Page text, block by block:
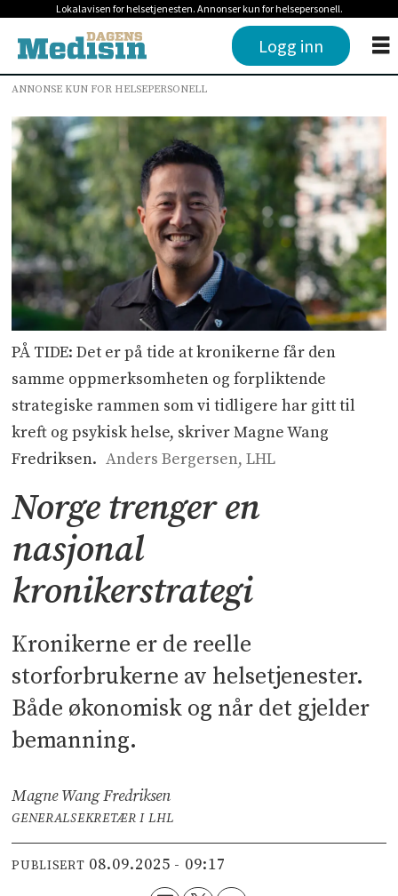
Lokalavisen for helsetjenesten. Annonser kun for helsepersonell.
Logg inn
ANNONSE KUN FOR HELSEPERSONELL
PÅ TIDE: Det er på tide at kronikerne får den
samme oppmerksomheten og forpliktende
strategiske rammen som vi tidligere har gitt til
kreft og psykisk helse, skriver Magne Wang
Fredriksen. Anders Bergersen, LHL
Norge trenger en
nasjonal
kronikerstrategi
Kronikerne er de reelle
storforbrukerne av helsetjenester.
Både økonomisk og når det gjelder
bemanning.
Magne Wang Fredriksen
GENERALSEKRETÆR I LHL
PUBLISERT 08.09.2025 - 09:17